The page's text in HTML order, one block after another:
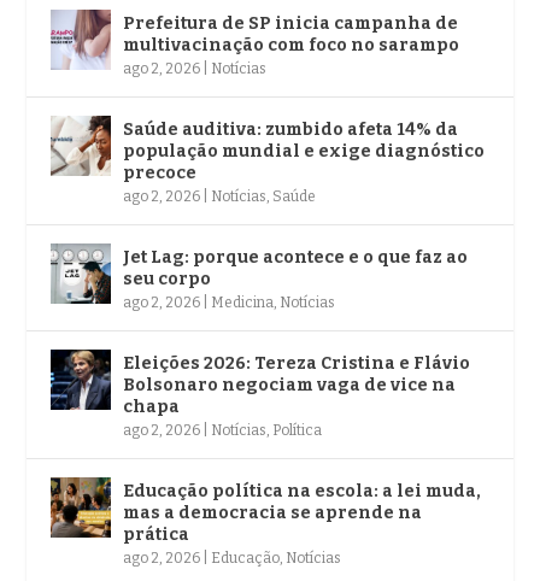
Prefeitura de SP inicia campanha de
multivacinação com foco no sarampo
ago 2, 2026 Notícias
Saúde auditiva: zumbido afeta 14% da
população mundial e exige diagnóstico
precoce
ago 2, 2026 Notícias, Saúde
Jet Lag: porque acontece e o que faz ao
seu corpo
ago 2, 2026 Medicina, Notícias
Eleições 2026: Tereza Cristina e Flávio
Bolsonaro negociam vaga de vice na
chapa
ago 2, 2026 Notícias, Política
Educação política na escola: a lei muda,
mas a democracia se aprende na
prática
ago 2, 2026 Educação, Notícias